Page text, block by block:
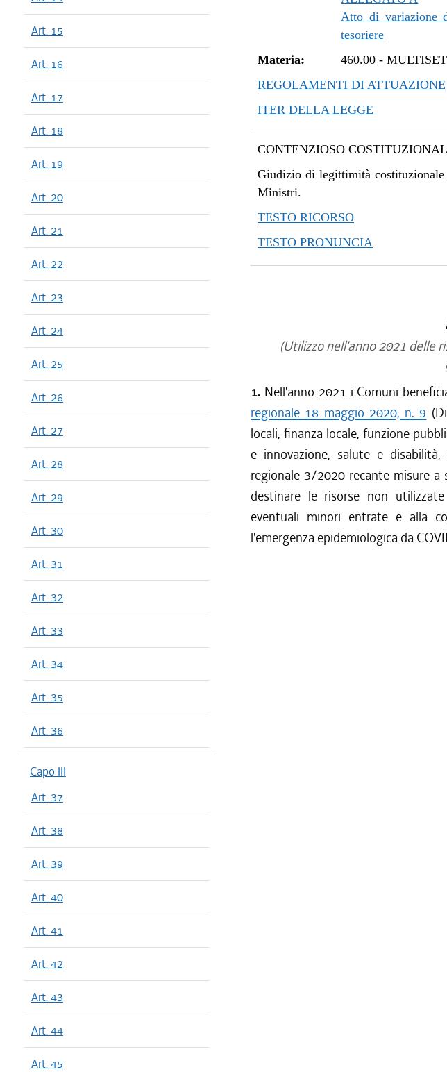
Art. 15
Art. 16
Art. 17
Art. 18
Art. 19
Art. 20
Art. 21
Art. 22
Art. 23
Art. 24
Art. 25
Art. 26
Art. 27
Art. 28
Art. 29
Art. 30
Art. 31
Art. 32
Art. 33
Art. 34
Art. 35
Art. 36
Capo III
Art. 37
Art. 38
Art. 39
Art. 40
Art. 41
Art. 42
Art. 43
Art. 44
Art. 45
Atto di variazione
tesoriere
Materia:
460.00 -
REGOLAMENTI DI ATTUAZIONE
ITER DELLA LEGGE
CONTENZIOSO
Giudizio di legittimità costituzionale
Ministri.
TESTO RICORSO
TESTO PRONUNCIA
(Utilizzo nell'anno 2021 delle
1. Nell'anno 2021 i Comuni
regionale 18 maggio 2020, n. 9
locali, finanza locale, funzione
e innovazione, salute e
regionale 3/2020 recante misure
destinare le risorse non
eventuali minori entrate e alla
l'emergenza epidemiologica da